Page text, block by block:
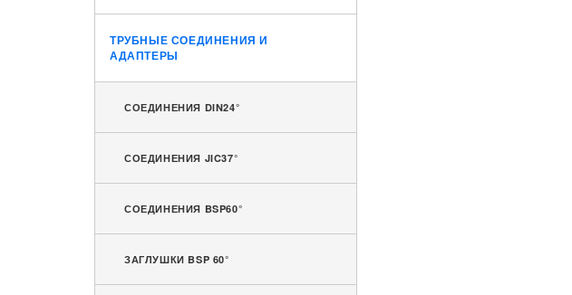
ТРУБНЫЕ СОЕДИНЕНИЯ И
АДАПТЕРЫ
СОЕДИНЕНИЯ DIN24°
СОЕДИНЕНИЯ JIC37°
СОЕДИНЕНИЯ BSP60°
ЗАГЛУШКИ BSP 60°